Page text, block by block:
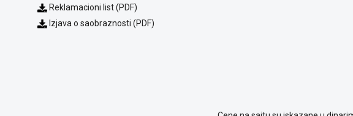
Reklamacioni list (PDF)
Izjava o saobraznosti (PDF)